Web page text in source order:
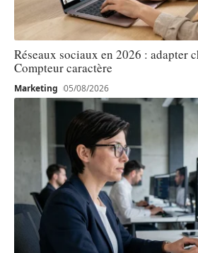
Réseaux sociaux en 2026 : adapter
Compteur caractère
Marketing 05/08/2026